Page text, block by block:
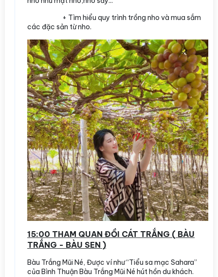
+ Tìm hiểu quy trình trồng nho và mua sắm
các đặc sản từ nho.
15:00 THAM QUAN ĐỒI CÁT TRẮNG ( BÀU
TRẮNG - BÀU SEN )
Bàu Trắng Mũi Né, Được ví như “Tiểu sa mạc Sahara”
của Bình Thuận Bàu Trắng Mũi Né hút hồn du khách.